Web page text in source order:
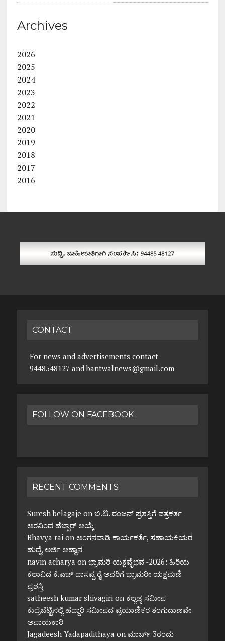
Archives
2026
2025
2024
2023
2022
2021
2020
2019
2018
2017
2016
CONTACT
For news and advertisements contact
9448548127 and bantwalnews@gmail.com
FOLLOW ON FACEBOOK
RECENT COMMENTS
Suresh belagaje on ಬಿ.ಟಿ. ರಂಜನ್ ಪ್ರಶಸ್ತಿಗೆ ಪತ್ರಕರ್ತ
ಅರವಿಂದ ಹೆಬ್ಬಾರ್ ಆಯ್ಕೆ
Bhavya raion ಅಂಗನವಾಡಿ ಕಾರ್ಯಕರ್ತೆ, ಸಹಾಯಕಿಯರ
ಹುದ್ದೆ, ಅರ್ಜಿ ಆಹ್ವಾನ
navin acharya on ಭ್ರಾಮರಿ ಯಕ್ಷವೈಭವ -2026: ಹಿರಿಯ
ಕಲಾವಿದ ಕೆ.ಎಚ್ ದಾಸಪ್ಪ ರೈ ಅವರಿಗೆ ಭ್ರಾಮರೀ ಯಕ್ಷಮಣಿ
ಪ್ರಶಸ್ತಿ
satheesh kumar shivagirion ಕಲ್ಲಡ್ಕ ಸಮೀಪ
ಕುದ್ರೆಬೆಟ್ಟಿನಲ್ಲಿ ಹೆದ್ದಾರಿ ಸಮೀಪದ ಪ್ರಯಾಣಿಕರ ತಂಗುದಾಣವೇ
ಅಪಾಯಕಾರಿ
Jagadeesh Yadapadithaya on ಮಾರ್ಚ್ 3ರಂದು